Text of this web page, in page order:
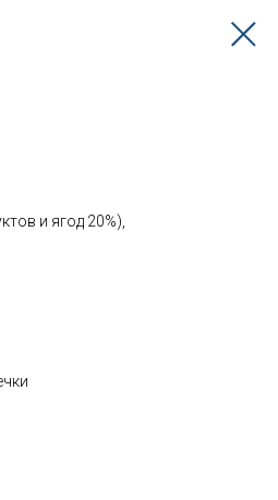
и ягод 20%),